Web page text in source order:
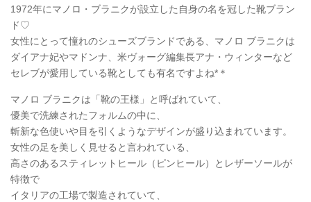
1972年にマノロ・ブラニクが設立した自身の名を冠した靴ブラン
ド♡
女性にとって憧れのシューズブランドである、マノロ ブラニクは
ダイアナ妃やマドンナ、米ヴォーグ編集長アナ・ウィンターなど
セレブが愛用している靴としても有名ですよね*＊
マノロ ブラニクは「靴の王様」と呼ばれていて、
優美で洗練されたフォルムの中に、
斬新な色使いや目を引くようなデザインが盛り込まれています。
女性の足を美しく見せると言われている、
高さのあるスティレットヒール（ピンヒール）とレザーソールが
特徴で
イタリアの工場で製造されていて、